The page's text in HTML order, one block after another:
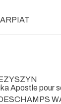
Apostle pour